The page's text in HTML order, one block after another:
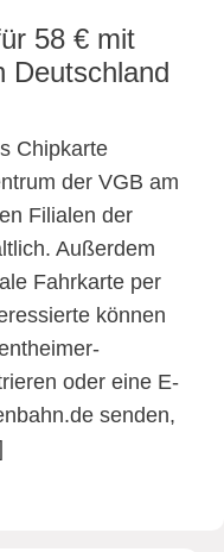
58 € mit
Deutschland
Chipkarte
der VGB am
Filialen der
Außerdem
Fahrkarte per
können
oder eine E-
senden,